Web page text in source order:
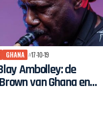
GHANA 17-10-19
Ambolley: de
van Ghana en